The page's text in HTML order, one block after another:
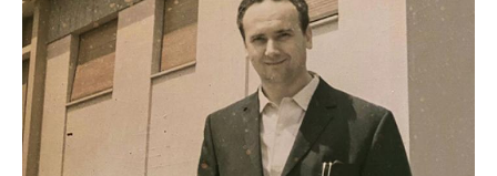
VAI ALLA SEZIONE